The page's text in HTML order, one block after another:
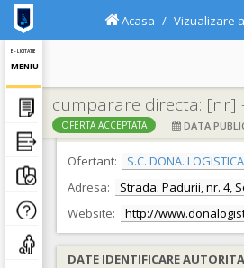
E - LICITATIE
MENIU
Acasa Vizualizare
cumparare directa: [nr]
OFERTA ACCEPTATA DATA
DATE IDENTIFICARE
Ofertant:
S.C. DONA.
Adresa:
Strada: Padurii, nr. 4,
Website:
http://
DATE IDENTIFICARE